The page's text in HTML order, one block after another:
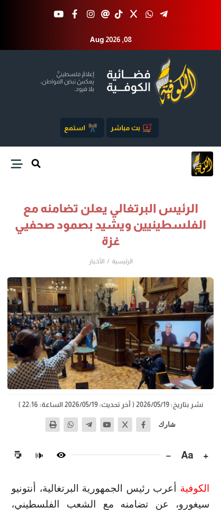
Aug 2026 ,08
بث مباشر استمع
الرئيس البرتغالي يعلن تضامنه مع
الفلسطينيين ويشيد بصمود صحفيي
غزة
الرئيسية الأخـبار
نشر بتاريخ: 2026/05/19 ( آخر تحديث: 2026/05/19 الساعة: 22:16 )
شارك
+
Aa
−
🔊
الكوفية أعرب رئيس الجمهورية البرتغالية، أنتونيو
سيغورو، عن تضامنه مع الشعب الفلسطيني،